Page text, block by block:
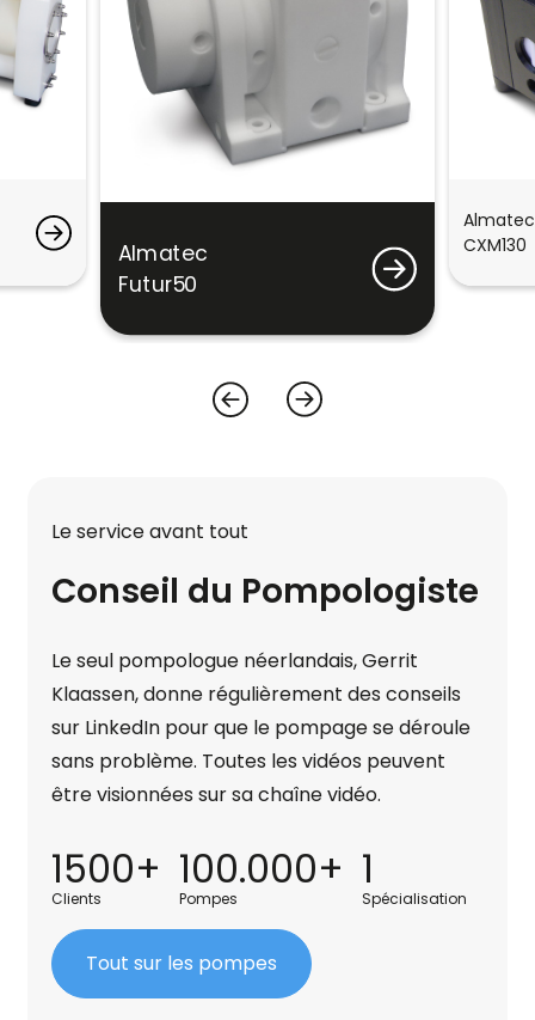
Almatec
Futur50
Almatec
CXM130
Le service avant tout
Conseil du Pompologiste
Le seul pompologue néerlandais, Gerrit
Klaassen, donne régulièrement des conseils
sur LinkedIn pour que le pompage se déroule
sans problème. Toutes les vidéos peuvent
être visionnées sur sa chaîne vidéo.
1500+
Clients
100.000+
Pompes
1
Spécialisation
Tout sur les pompes